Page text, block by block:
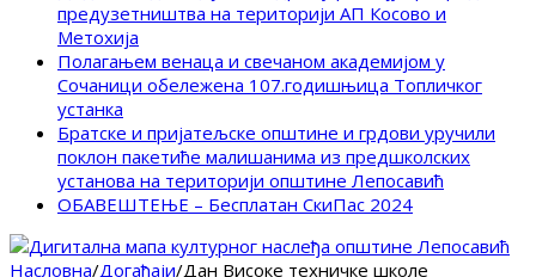
предузетништва на територији АП Косово и
Метохија
Полагањем венаца и свечаном академијом у
Сочаници обележена 107.годишњица Топличког
устанка
Братске и пријатељске општине и грдови уручили
поклон пакетиће малишанима из предшколских
установа на територији општине Лепосавић
ОБАВЕШТЕЊЕ – Бесплатан СкиПас 2024
Насловна/Догађаји/Дан Високе техничке школе